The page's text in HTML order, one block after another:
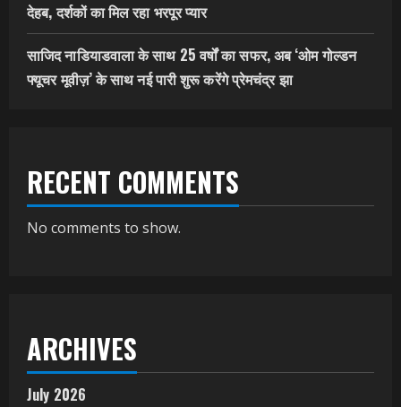
देहब, दर्शकों का मिल रहा भरपूर प्यार
साजिद नाडियाडवाला के साथ 25 वर्षों का सफर, अब ‘ओम गोल्डन
फ्यूचर मूवीज़’ के साथ नई पारी शुरू करेंगे प्रेमचंद्र झा
RECENT COMMENTS
No comments to show.
ARCHIVES
July 2026